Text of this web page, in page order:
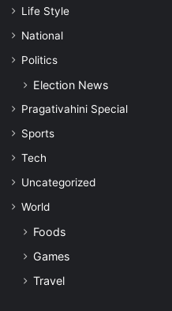
Life Style
National
Politics
Election News
Pragativahini Special
Sports
Tech
Uncategorized
World
Foods
Games
Travel